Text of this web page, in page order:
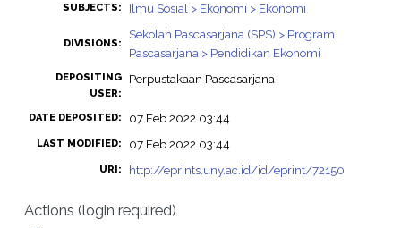
SUBJECTS: Ilmu Sosial > Ekonomi > Ekonomi
DIVISIONS:
Sekolah Pascasarjana (SPS) > Program
Pascasarjana > Pendidikan Ekonomi
DEPOSITING
USER:
Perpustakaan Pascasarjana
DATE DEPOSITED: 07 Feb 2022 03:44
LAST MODIFIED: 07 Feb 2022 03:44
URI: http://eprints.uny.ac.id/id/eprint/72150
Actions (login required)